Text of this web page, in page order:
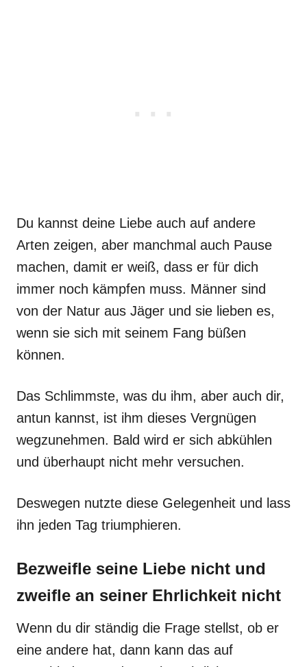
Du kannst deine Liebe auch auf andere
Arten zeigen, aber manchmal auch Pause
machen, damit er weiß, dass er für dich
immer noch kämpfen muss. Männer sind
von der Natur aus Jäger und sie lieben es,
wenn sie sich mit seinem Fang büßen
können.
Das Schlimmste, was du ihm, aber auch dir,
antun kannst, ist ihm dieses Vergnügen
wegzunehmen. Bald wird er sich abkühlen
und überhaupt nicht mehr versuchen.
Deswegen nutzte diese Gelegenheit und lass
ihn jeden Tag triumphieren.
Bezweifle seine Liebe nicht und
zweifle an seiner Ehrlichkeit nicht
Wenn du dir ständig die Frage stellst, ob er
eine andere hat, dann kann das auf